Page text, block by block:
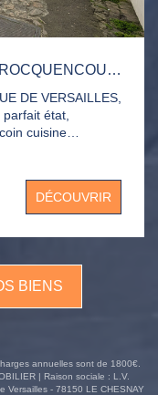
APPARTEMENT LE CHESNAY ROCQUENCOURT 1 PIÈCE(S) 24 M2
DE VERSAILLES,
état,
DÉCOUVRIR
BIENS
annuelles sont de 1800€.
| Raison sociale : L.V.
Versailles - 78150 LE CHESNAY